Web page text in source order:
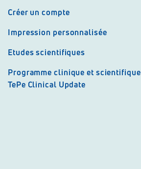
Créer un compte
Impression personnalisée
Etudes scientifiques
Programme clinique et scientifique
TePe Clinical Update